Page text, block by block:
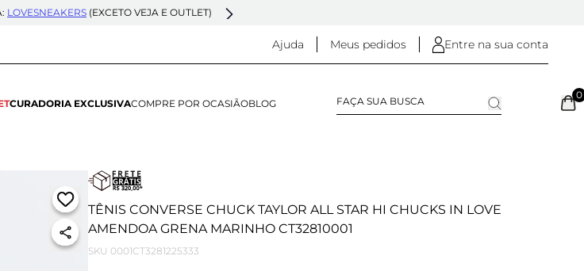
LOVESNEAKERS (EXCETO VEJA E OUTLET)
Ajuda Meus pedidos Entre na sua conta
CURADORIA EXCLUSIVACOMPRE POR OCASIÃOBLOG
0
TÊNIS CONVERSE CHUCK TAYLOR ALL STAR HI CHUCKS IN LOVE
AMENDOA GRENA MARINHO CT32810001
SKU 0001CT3281225333